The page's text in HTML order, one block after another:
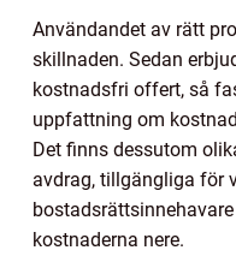
Användandet av rätt
skillnaden. Sedan
kostnadsfri offert, så
uppfattning om
Det finns dessutom
avdrag, tillgängliga för
kostnaderna nere.